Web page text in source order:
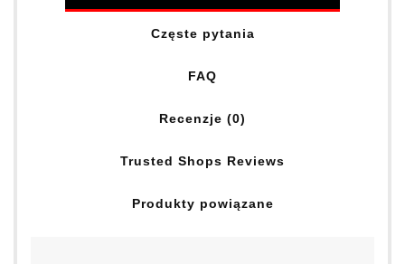
Częste pytania
FAQ
Recenzje (0)
Trusted Shops Reviews
Produkty powiązane